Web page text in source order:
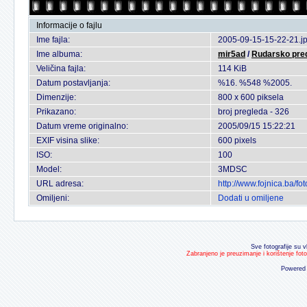
Informacije o fajlu
Ime fajla:
2005-09-15-15-22-
Ime albuma:
mir5ad / Rudarsko
Veličina fajla:
114 KiB
Datum postavljanja:
%16. %548 %2005.
Dimenzije:
800 x 600 piksela
Prikazano:
broj pregleda - 326
Datum vreme originalno:
2005/09/15 15:22:21
EXIF visina slike:
600 pixels
ISO:
100
Model:
3MDSC
URL adresa:
http://www.fojnica.ba/
Omiljeni:
Dodati u omiljene
Sve fotografije su
Zabranjeno je preuzimanje i korištenje